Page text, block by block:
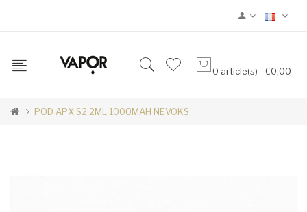
0 article(s) - €0,00
POD APX S2 2ML 1000MAH NEVOKS